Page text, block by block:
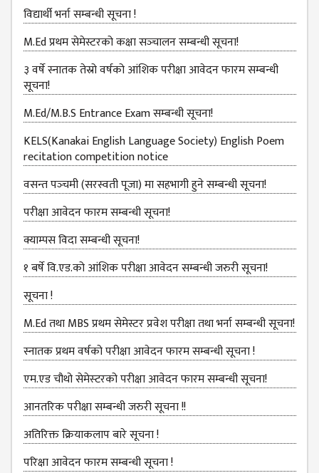
EMIS UNIT
RESEARCH
MANAGEMENT
CELL
CONSULTANT
OTHER
COMMITTEE &
CELL
EXAMINATION
MANAGEMENT
COMMITTEE
LIBRARY
MANAGEMENT
COMMITTEE
COMPUTER
MANAGEMENT
CELL
PRACTICE
TEACHING
MANAGEMENT
CELL
DEPARTMENT
विद्यार्थी भर्ना सम्बन्धी सूचना !
M.Ed प्रथम सेमेस्टरको कक्षा सञ्‍चालन सम्बन्धी सूचना!
३ वर्षे स्नातक तेस्रो वर्षको आंशिक परीक्षा आवेदन फारम सम्बन्धी
सूचना!
M.Ed/M.B.S Entrance Exam सम्बन्धी सूचना!
KELS(Kanakai English Language Society) English Poem
recitation competition notice
वसन्त पञ्‍चमी (सरस्वती पूजा) मा सहभागी हुने सम्बन्धी सूचना!
परीक्षा आवेदन फारम सम्बन्धी सूचना!
क्याम्पस विदा सम्बन्धी सूचना!
१ बर्षे वि.एड.को आंशिक परीक्षा आवेदन सम्बन्धी जरुरी सूचना!
सूचना !
M.Ed तथा MBS प्रथम सेमेस्टर प्रवेश परीक्षा तथा भर्ना सम्बन्धी सूचना!
स्नातक प्रथम वर्षको परीक्षा आवेदन फारम सम्बन्धी सूचना !
एम.एड चौथो सेमेस्‍टरको परीक्षा आवेदन फारम सम्बन्धी सूचना!
आनतरिक परीक्षा सम्बन्धी जरुरी सूचना !!
अतिरिक्त क्रियाकलाप बारे सूचना !
परिक्षा आवेदन फारम सम्बन्धी सूचना !